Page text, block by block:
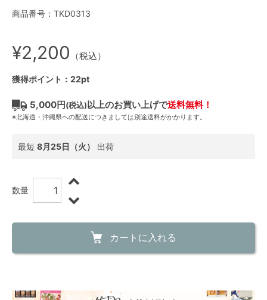
商品番号：TKD0313
¥2,200 （税込）
獲得ポイント：22pt
5,000円(税込)以上のお買い上げで送料無料！
※北海道・沖縄県への配送につきましては別途送料がかかります。
最短 8月25日（火） 出荷
数量
カートに入れる